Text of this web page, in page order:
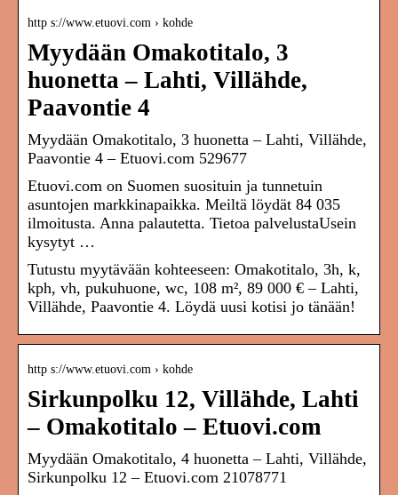
http s://www.etuovi.com › kohde
Myydään Omakotitalo, 3
huonetta – Lahti, Villähde,
Paavontie 4
Myydään Omakotitalo, 3 huonetta – Lahti, Villähde,
Paavontie 4 – Etuovi.com 529677
Etuovi.com on Suomen suosituin ja tunnetuin
asuntojen markkinapaikka. Meiltä löydät 84 035
ilmoitusta. Anna palautetta. Tietoa palvelustaUsein
kysytyt …
Tutustu myytävään kohteeseen: Omakotitalo, 3h, k,
kph, vh, pukuhuone, wc, 108 m², 89 000 € – Lahti,
Villähde, Paavontie 4. Löydä uusi kotisi jo tänään!
http s://www.etuovi.com › kohde
Sirkunpolku 12, Villähde, Lahti
– Omakotitalo – Etuovi.com
Myydään Omakotitalo, 4 huonetta – Lahti, Villähde,
Sirkunpolku 12 – Etuovi.com 21078771